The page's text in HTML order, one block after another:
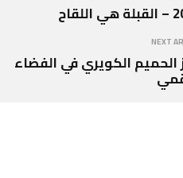
NEXT
الكويري في الفضاء